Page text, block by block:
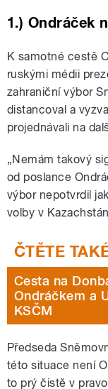
1.) Ondráček
K samotné cestě
ruskými médii
zahraniční výbor
distancoval a
projednávali na
„Nemám takový
od poslance
výbor nepotvrdil
volby v
Cesta na
Ondráčkem a
KSČM
Předseda
této situace není
to prý čistě v